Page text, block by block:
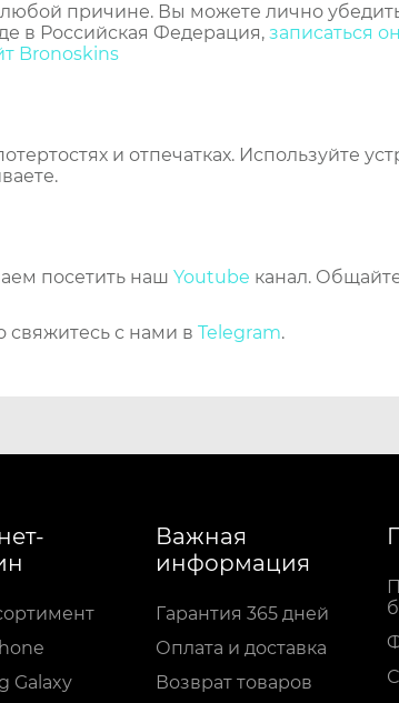
причине. Вы можете лично
в Российская Федерация, записаться
Bronoskins
и отпечатках. Используйте
посетить наш Youtube канал.
свяжитесь с нами в Telegram.
Galaxy
Важная
информация
Гарантия 365 дней
Оплата и доставка
Возврат товаров